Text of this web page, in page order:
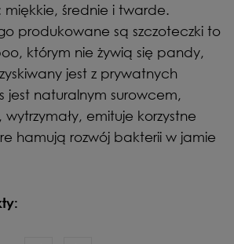
miękkie, średnie i twarde.
produkowane są szczoteczki to
którym nie żywią się pandy,
jest z prywatnych
jest naturalnym surowcem,
emituje korzystne
hamują rozwój bakterii w jamie